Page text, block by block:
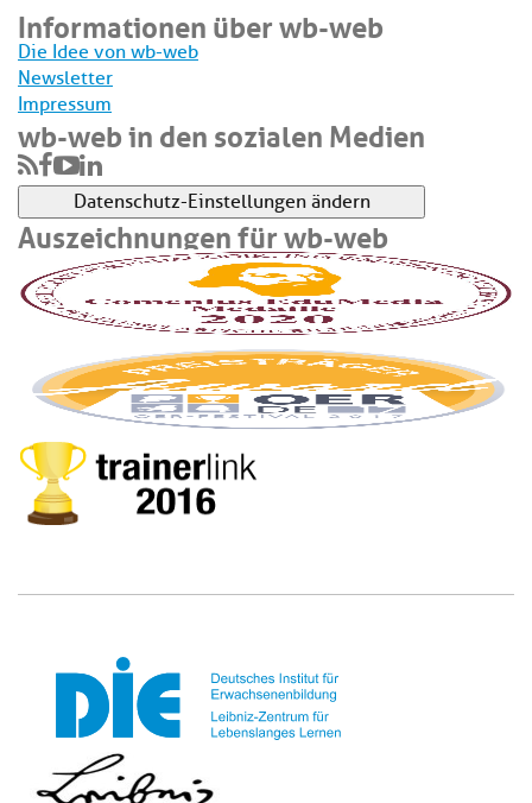
Informationen über wb-web
Die Idee von wb-web
Newsletter
Impressum
wb-web in den sozialen Medien
Datenschutz-Einstellungen ändern
Auszeichnungen für wb-web